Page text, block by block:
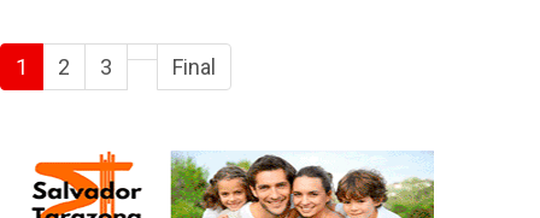
1 2 3 Final